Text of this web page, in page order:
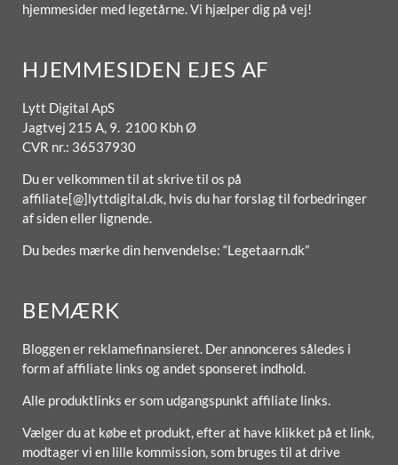
hjemmesider med legetårne. Vi hjælper dig på vej!
HJEMMESIDEN EJES AF
Lytt Digital ApS
Jagtvej 215 A, 9. 2100 Kbh Ø
CVR nr.: 36537930
Du er velkommen til at skrive til os på
affiliate[@]lyttdigital.dk, hvis du har forslag til forbedringer
af siden eller lignende.
Du bedes mærke din henvendelse: “Legetaarn.dk”
BEMÆRK
Bloggen er reklamefinansieret. Der annonceres således i
form af affiliate links og andet sponseret indhold.
Alle produktlinks er som udgangspunkt affiliate links.
Vælger du at købe et produkt, efter at have klikket på et link,
modtager vi en lille kommission, som bruges til at drive